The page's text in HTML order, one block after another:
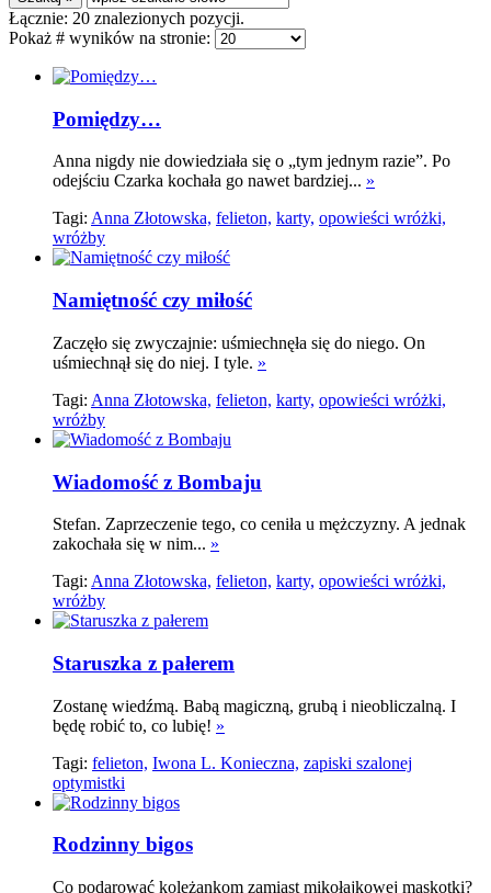
Łącznie: 20 znalezionych pozycji.
Pokaż # wyników na stronie:
Pomiędzy…
Anna nigdy nie dowiedziała się o „tym jednym razie”. Po
odejściu Czarka kochała go nawet bardziej... »
Tagi: Anna Złotowska, felieton, karty, opowieści wróżki,
wróżby
Namiętność czy miłość
Zaczęło się zwyczajnie: uśmiechnęła się do niego. On
uśmiechnął się do niej. I tyle. »
Tagi: Anna Złotowska, felieton, karty, opowieści wróżki,
wróżby
Wiadomość z Bombaju
Stefan. Zaprzeczenie tego, co ceniła u mężczyzny. A jednak
zakochała się w nim... »
Tagi: Anna Złotowska, felieton, karty, opowieści wróżki,
wróżby
Staruszka z pałerem
Zostanę wiedźmą. Babą magiczną, grubą i nieobliczalną. I
będę robić to, co lubię! »
Tagi: felieton, Iwona L. Konieczna, zapiski szalonej
optymistki
Rodzinny bigos
Co podarować koleżankom zamiast mikołajkowej maskotki?